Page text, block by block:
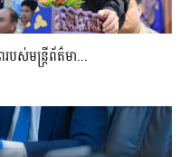
បស់មន្ត្រីព័ត៌មា...